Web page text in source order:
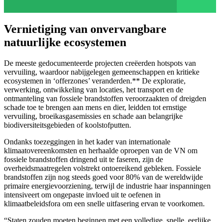
Vernietiging van onvervangbare
natuurlijke ecosystemen
De meeste gedocumenteerde projecten creëerden hotspots van
vervuiling, waardoor nabijgelegen gemeenschappen en kritieke
ecosystemen in ‘offerzones’ veranderden.** De exploratie,
verwerking, ontwikkeling van locaties, het transport en de
ontmanteling van fossiele brandstoffen veroorzaakten of dreigden
schade toe te brengen aan mens en dier, leidden tot ernstige
vervuiling, broeikasgasemissies en schade aan belangrijke
biodiversiteitsgebieden of koolstofputten.
Ondanks toezeggingen in het kader van internationale
klimaatovereenkomsten en herhaalde oproepen van de VN om
fossiele brandstoffen dringend uit te faseren, zijn de
overheidsmaatregelen volstrekt ontoereikend gebleken. Fossiele
brandstoffen zijn nog steeds goed voor 80% van de wereldwijde
primaire energievoorziening, terwijl de industrie haar inspanningen
intensiveert om ongepaste invloed uit te oefenen in
klimaatbeleidsfora om een ​​snelle uitfasering ervan te voorkomen.
“Staten zouden moeten beginnen met een volledige, snelle, eerlijke